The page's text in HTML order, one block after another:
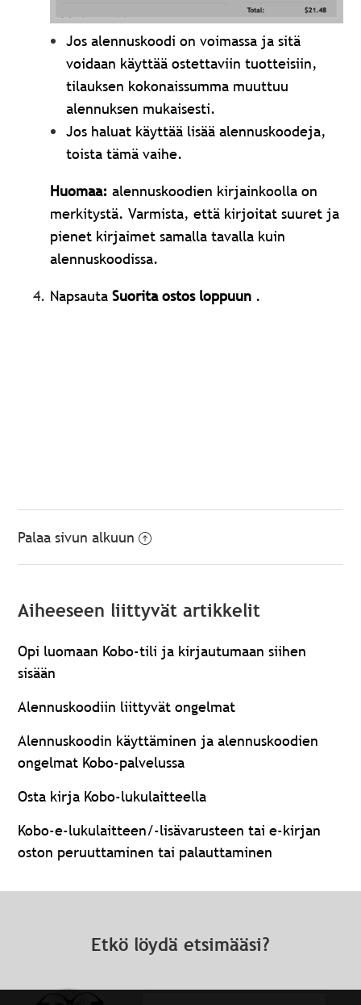
Jos alennuskoodi on voimassa ja sitä
voidaan käyttää ostettaviin tuotteisiin,
tilauksen kokonaissumma muuttuu
alennuksen mukaisesti.
Jos haluat käyttää lisää alennuskoodeja,
toista tämä vaihe.
Huomaa: alennuskoodien kirjainkoolla on
merkitystä. Varmista, että kirjoitat suuret ja
pienet kirjaimet samalla tavalla kuin
alennuskoodissa.
NapsautaSuorita ostos loppuun .
Palaa sivun alkuun
Aiheeseen liittyvät artikkelit
Opi luomaan Kobo-tili ja kirjautumaan siihen
sisään
Alennuskoodiin liittyvät ongelmat
Alennuskoodin käyttäminen ja alennuskoodien
ongelmat Kobo-palvelussa
Osta kirja Kobo-lukulaitteella
Kobo-e-lukulaitteen/-lisävarusteen tai e-kirjan
oston peruuttaminen tai palauttaminen
Etkö löydä etsimääsi?